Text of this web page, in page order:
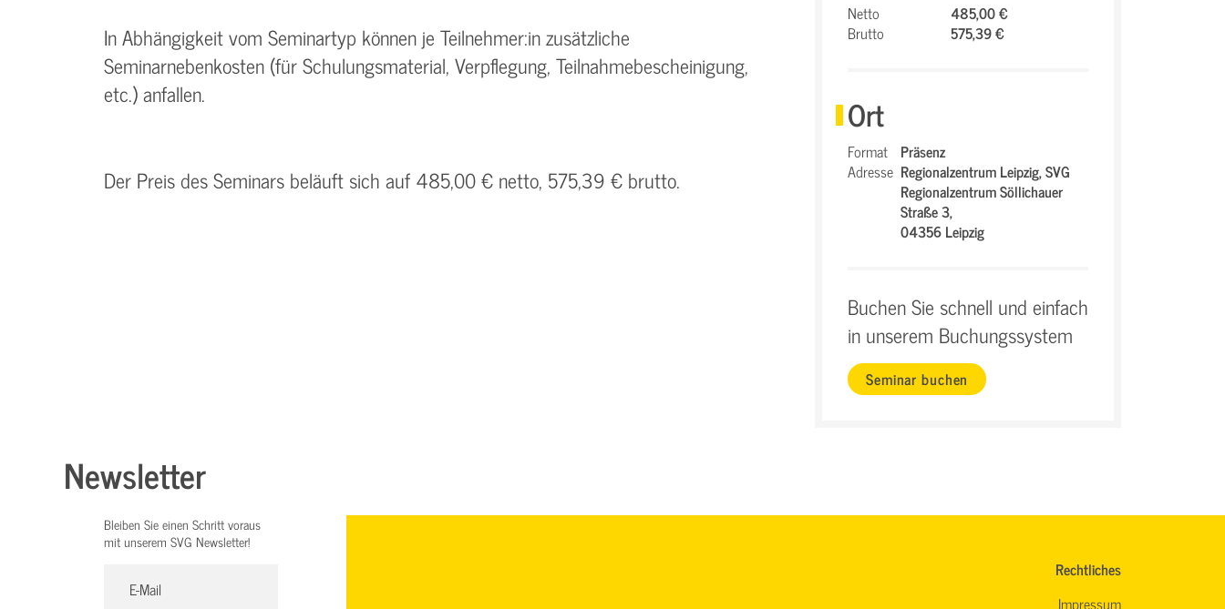
In Abhängigkeit vom Seminartyp können je Teilnehmer:in zusätzliche
Seminarnebenkosten (für Schulungsmaterial, Verpflegung, Teilnahmebescheinigung,
etc.) anfallen.
Der Preis des Seminars beläuft sich auf 485,00 € netto, 575,39 € brutto.
Netto
485,00 €
Brutto
575,39 €
Ort
Format Präsenz
Adresse Regionalzentrum Leipzig,SVG
Regionalzentrum Söllichauer
Straße 3,
04356 Leipzig
Buchen Sie schnell und einfach
in unserem Buchungssystem
Seminar buchen
Newsletter
Bleiben Sie einen Schritt voraus
mit unserem SVG Newsletter!
Rechtliches
Impressum